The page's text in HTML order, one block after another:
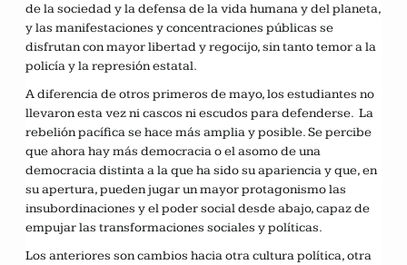
de la sociedad y la defensa de la vida humana y del planeta,
y las manifestaciones y concentraciones públicas se
disfrutan con mayor libertad y regocijo, sin tanto temor a la
policía y la represión estatal.
A diferencia de otros primeros de mayo, los estudiantes no
llevaron esta vez ni cascos ni escudos para defenderse. La
rebelión pacífica se hace más amplia y posible. Se percibe
que ahora hay más democracia o el asomo de una
democracia distinta a la que ha sido su apariencia y que, en
su apertura, pueden jugar un mayor protagonismo las
insubordinaciones y el poder social desde abajo, capaz de
empujar las transformaciones sociales y políticas.
Los anteriores son cambios hacia otra cultura política, otra